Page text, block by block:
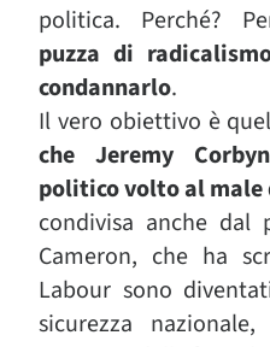
politica. Perché?
puzza di
condannarlo.
Il vero obiettivo è
che Jeremy
politico volto al male
condivisa anche dal
Cameron, che ha
Labour sono
sicurezza